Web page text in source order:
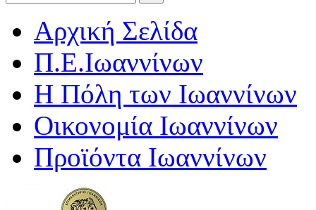
Αρχική Σελίδα
Π.Ε.Ιωαννίνων
Η Πόλη των Ιωαννίνων
Οικονομία Ιωαννίνων
Προϊόντα Ιωαννίνων